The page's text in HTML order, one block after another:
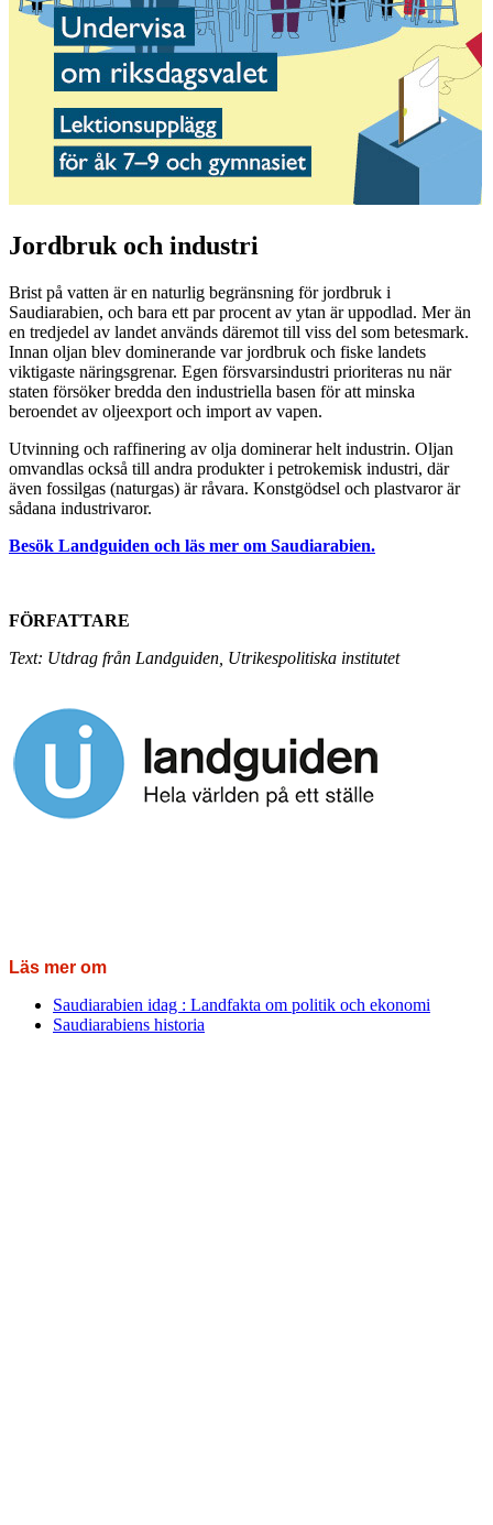
Jordbruk och industri
Brist på vatten är en naturlig begränsning för jordbruk i
Saudiarabien, och bara ett par procent av ytan är uppodlad. Mer än
en tredjedel av landet används däremot till viss del som betesmark.
Innan oljan blev dominerande var jordbruk och fiske landets
viktigaste näringsgrenar. Egen försvarsindustri prioriteras nu när
staten försöker bredda den industriella basen för att minska
beroendet av oljeexport och import av vapen.
Utvinning och raffinering av olja dominerar helt industrin. Oljan
omvandlas också till andra produkter i petrokemisk industri, där
även fossilgas (naturgas) är råvara. Konstgödsel och plastvaror är
sådana industrivaror.
Besök Landguiden och läs mer om Saudiarabien.
FÖRFATTARE
Text: Utdrag från Landguiden, Utrikespolitiska institutet
Läs mer om
Saudiarabien idag : Landfakta om politik och ekonomi
Saudiarabiens historia